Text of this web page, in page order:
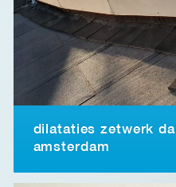
dilataties zetwerk
amsterdam